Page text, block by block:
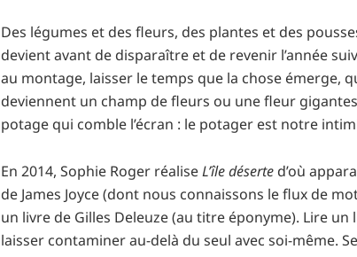
Des légumes et des fleurs, des plantes et des
devient avant de disparaître et de revenir l’année
au montage, laisser le temps que la chose émerge,
deviennent un champ de fleurs ou une fleur
potage qui comble l’écran : le potager est notre
En 2014, Sophie Roger réaliseL’île déserte d’où
de James Joyce (dont nous connaissons le flux de
un livre de Gilles Deleuze (au titre éponyme). Lire un
laisser contaminer au-delà du seul avec soi-même.